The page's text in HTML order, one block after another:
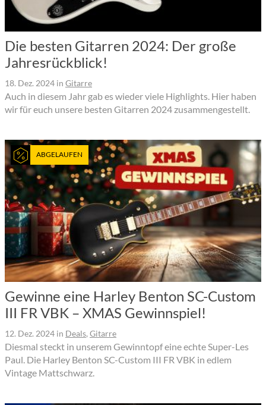
Die besten Gitarren 2024: Der große
Jahresrückblick!
18. Dez. 2024 in Gitarre
Auch in diesem Jahr gab es wieder viele Highlights. Hier haben
wir für euch unsere besten Gitarren 2024 zusammengestellt.
ABGELAUFEN
Gewinne eine Harley Benton SC-Custom
III FR VBK – XMAS Gewinnspiel!
12. Dez. 2024 in Deals, Gitarre
Diesmal steckt in unserem Gewinntopf eine echte Super-Les
Paul. Die Harley Benton SC-Custom III FR VBK in edlem
Vintage Mattschwarz.